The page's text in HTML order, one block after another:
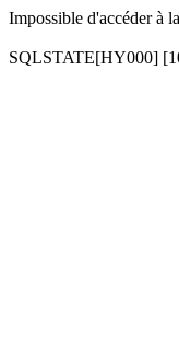
Impossible d'accéder à
SQLSTATE[HY000]